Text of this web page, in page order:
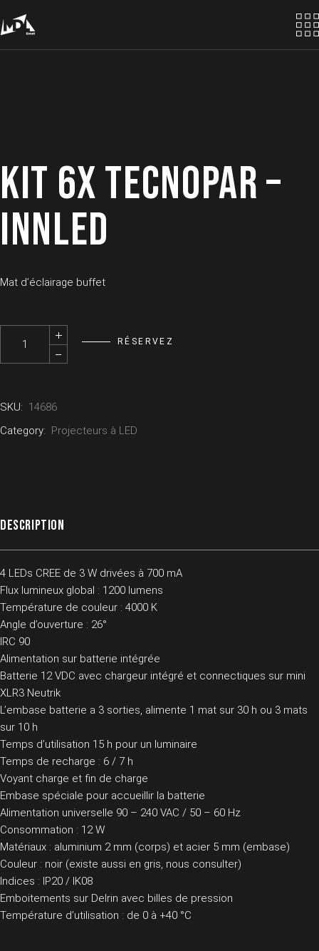
the
content
KIT 6X TECNOPAR –
INNLED
Mat d’éclairage buffet
Kit 6x Tecnopar - INNLED quantity
RÉSERVEZ
SKU: 14686
Category: Projecteurs à LED
DESCRIPTION
4 LEDs CREE de 3 W drivées à 700 mA
Flux lumineux global : 1200 lumens
Température de couleur : 4000 K
Angle d’ouverture : 26°
IRC 90
Alimentation sur batterie intégrée
Batterie 12 VDC avec chargeur intégré et connectiques sur mini
XLR3 Neutrik
L’embase batterie a 3 sorties, alimente 1 mat sur 30 h ou 3 mats
sur 10 h
Temps d’utilisation 15 h pour un luminaire
Temps de recharge : 6 / 7 h
Voyant charge et fin de charge
Embase spéciale pour accueillir la batterie
Alimentation universelle 90 – 240 VAC / 50 – 60 Hz
Consommation : 12 W
Matériaux : aluminium 2 mm (corps) et acier 5 mm (embase)
Couleur : noir (existe aussi en gris, nous consulter)
Indices : IP20 / IK08
Emboitements sur Delrin avec billes de pression
Température d’utilisation : de 0 à +40 °C